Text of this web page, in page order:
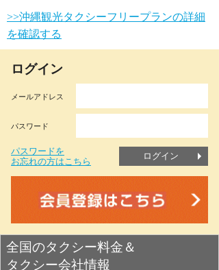
>>沖縄観光タクシーフリープランの詳細
を確認する
ログイン
メールアドレス
パスワード
パスワードを
お忘れの方はこちら
ログイン
全国のタクシー料金＆
タクシー会社情報